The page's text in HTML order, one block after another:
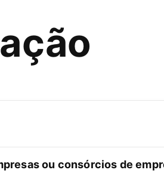
ou consórcios de